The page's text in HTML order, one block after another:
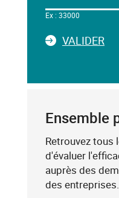
le
ci-
un
clé
(exemple
:
75019),
sélectionnez-
le
Ex : 33000
VALIDERLA
Ensemble
Retrouvez
d'évaluer
auprès des
des entreprises.